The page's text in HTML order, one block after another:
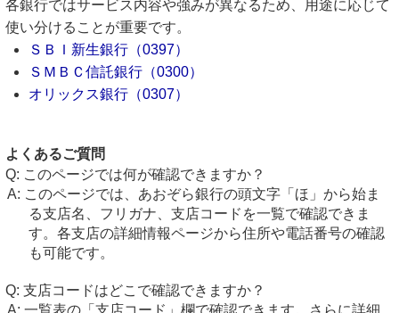
各銀行ではサービス内容や強みが異なるため、用途に応じて
使い分けることが重要です。
ＳＢＩ新生銀行（0397）
ＳＭＢＣ信託銀行（0300）
オリックス銀行（0307）
よくあるご質問
このページでは何が確認できますか？
このページでは、あおぞら銀行の頭文字「ほ」から始ま
る支店名、フリガナ、支店コードを一覧で確認できま
す。各支店の詳細情報ページから住所や電話番号の確認
も可能です。
支店コードはどこで確認できますか？
一覧表の「支店コード」欄で確認できます。さらに詳細